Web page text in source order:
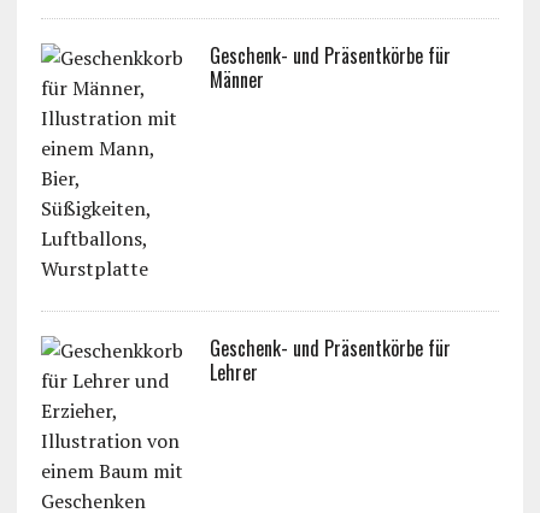
Geschenk- und Präsentkörbe für
Männer
Geschenk- und Präsentkörbe für
Lehrer